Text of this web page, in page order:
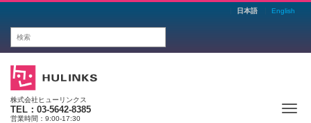
日本語 English
株式会社ヒューリンクス
TEL：03-5642-8385
営業時間：9:00-17:30